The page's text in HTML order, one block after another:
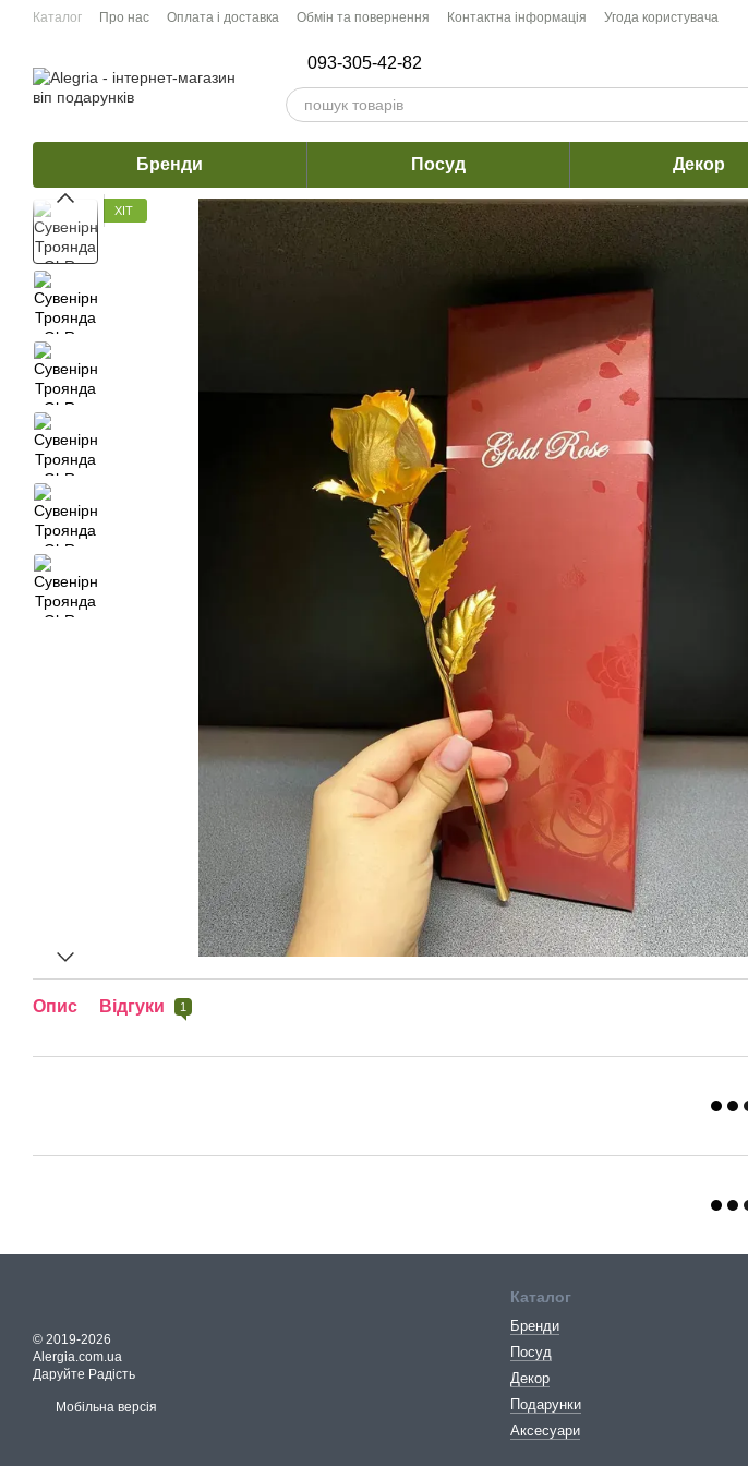
Перейти до основного контенту
Каталог Про нас Оплата і доставка Обмін та повернення Контактна інформація Угода користувача
093-305-42-82
Бренди Посуд Декор
ХІТ
Опис Відгуки 1
© 2019-2026
Alergia.com.ua
Даруйте Радість
Мобільна версія
Каталог
Бренди
Посуд
Декор
Подарунки
Аксесуари